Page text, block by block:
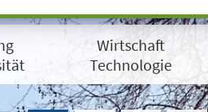
Wirtschaft
Technologie